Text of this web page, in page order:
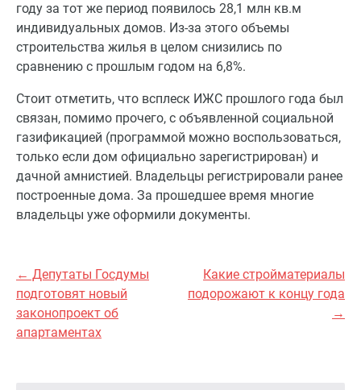
году за тот же период появилось 28,1 млн кв.м
индивидуальных домов. Из-за этого объемы
строительства жилья в целом снизились по
сравнению с прошлым годом на 6,8%.
Стоит отметить, что всплеск ИЖС прошлого года был
связан, помимо прочего, с объявленной социальной
газификацией (программой можно воспользоваться,
только если дом официально зарегистрирован) и
дачной амнистией. Владельцы регистрировали ранее
построенные дома. За прошедшее время многие
владельцы уже оформили документы.
← Депутаты Госдумы
подготовят новый
законопроект об
апартаментах
Какие стройматериалы
подорожают к концу года
→